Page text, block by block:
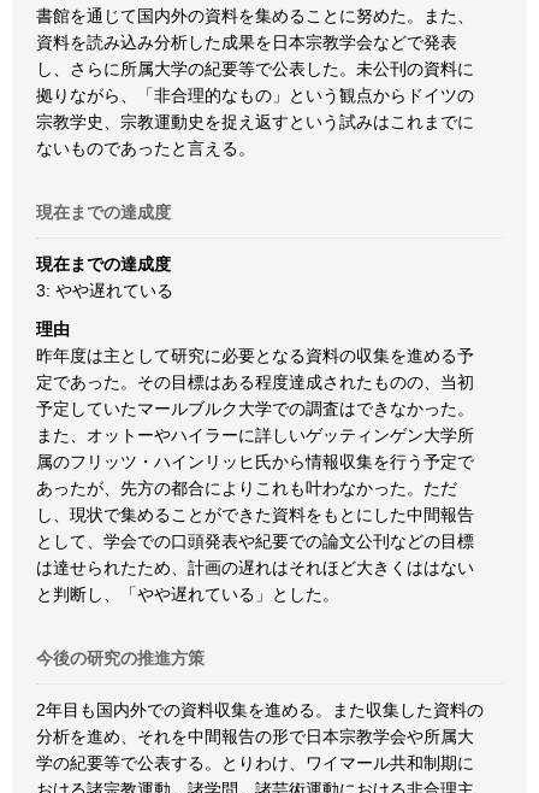
書館を通じて国内外の資料を集めることに努めた。また、
資料を読み込み分析した成果を日本宗教学会などで発表
し、さらに所属大学の紀要等で公表した。未公刊の資料に
拠りながら、「非合理的なもの」という観点からドイツの
宗教学史、宗教運動史を捉え返すという試みはこれまでに
ないものであったと言える。
現在までの達成度
現在までの達成度
3: やや遅れている
理由
昨年度は主として研究に必要となる資料の収集を進める予
定であった。その目標はある程度達成されたものの、当初
予定していたマールブルク大学での調査はできなかった。
また、オットーやハイラーに詳しいゲッティンゲン大学所
属のフリッツ・ハインリッヒ氏から情報収集を行う予定で
あったが、先方の都合によりこれも叶わなかった。ただ
し、現状で集めることができた資料をもとにした中間報告
として、学会での口頭発表や紀要での論文公刊などの目標
は達せられたため、計画の遅れはそれほど大きくははない
と判断し、「やや遅れている」とした。
今後の研究の推進方策
2年目も国内外での資料収集を進める。また収集した資料の
分析を進め、それを中間報告の形で日本宗教学会や所属大
学の紀要等で公表する。とりわけ、ワイマール共和制期に